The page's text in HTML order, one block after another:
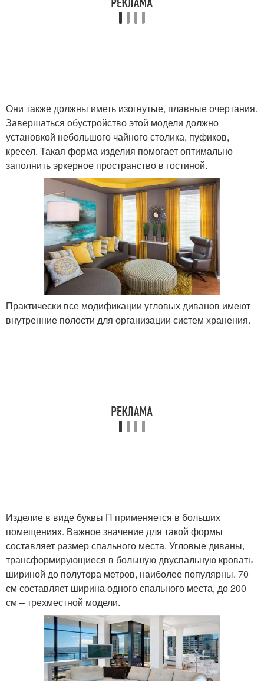
Они также должны иметь изогнутые, плавные очертания.
Завершаться обустройство этой модели должно
установкой небольшого чайного столика, пуфиков,
кресел. Такая форма изделия помогает оптимально
заполнить эркерное пространство в гостиной.
Практически все модификации угловых диванов имеют
внутренние полости для организации систем хранения.
Изделие в виде буквы П применяется в больших
помещениях. Важное значение для такой формы
составляет размер спального места. Угловые диваны,
трансформирующиеся в большую двуспальную кровать
шириной до полутора метров, наиболее популярны. 70
см составляет ширина одного спального места, до 200
см – трехместной модели.